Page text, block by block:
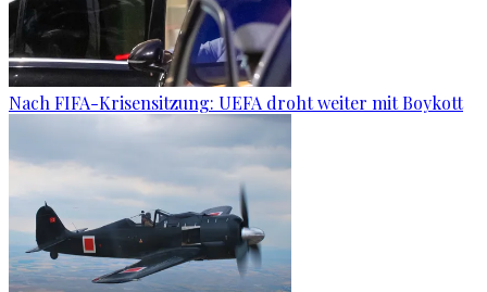
Nach FIFA-Krisensitzung: UEFA droht weiter mit Boykott